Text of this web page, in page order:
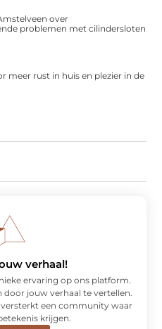
over
problemen met cilindersloten
meer rust in huis en plezier in de
verhaal!
ervaring op ons platform.
jouw verhaal te vertellen.
een community waar
krijgen.